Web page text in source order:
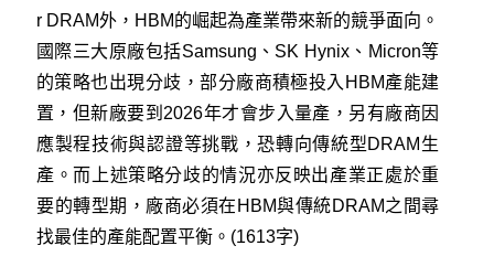
r DRAM外，HBM的崛起為產業帶來新的競爭面向。
國際三大原廠包括Samsung、SK Hynix、Micron等
的策略也出現分歧，部分廠商積極投入HBM產能建
置，但新廠要到2026年才會步入量產，另有廠商因
應製程技術與認證等挑戰，恐轉向傳統型DRAM生
產。而上述策略分歧的情況亦反映出產業正處於重
要的轉型期，廠商必須在HBM與傳統DRAM之間尋
找最佳的產能配置平衡。(1613字)